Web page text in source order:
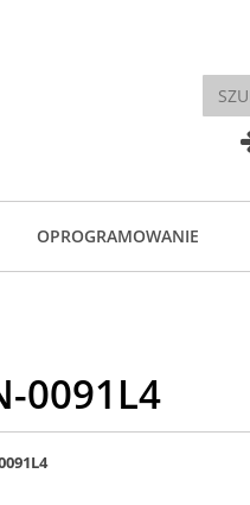
OPROGRAMOWANIE
0091L4